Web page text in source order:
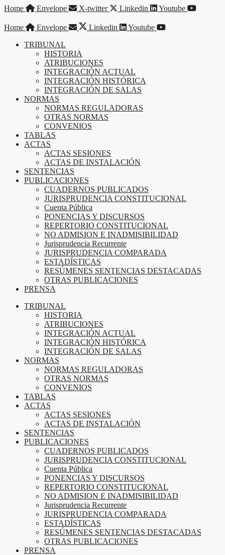
Saltar
contenido
Home Envelope X-twitter Linkedin Youtube
Home Envelope Linkedin
Youtube
TRIBUNAL
HISTORIA
ATRIBUCIONES
INTEGRACIÓN ACTUAL
INTEGRACIÓN HISTÓRICA
INTEGRACIÓN DE SALAS
NORMAS
NORMAS REGULADORAS
OTRAS NORMAS
CONVENIOS
TABLAS
ACTAS
ACTAS SESIONES
ACTAS DE INSTALACIÓN
SENTENCIAS
PUBLICACIONES
CUADERNOS PUBLICADOS
JURISPRUDENCIA CONSTITUCIONAL
Cuenta Pública
PONENCIAS Y DISCURSOS
REPERTORIO CONSTITUCIONAL
NO ADMISION E INADMISIBILIDAD
Jurisprudencia Recurrente
JURISPRUDENCIA COMPARADA
ESTADÍSTICAS
RESÚMENES SENTENCIAS DESTACADAS
OTRAS PUBLICACIONES
PRENSA
TRIBUNAL
HISTORIA
ATRIBUCIONES
INTEGRACIÓN ACTUAL
INTEGRACIÓN HISTÓRICA
INTEGRACIÓN DE SALAS
NORMAS
NORMAS REGULADORAS
OTRAS NORMAS
CONVENIOS
TABLAS
ACTAS
ACTAS SESIONES
ACTAS DE INSTALACIÓN
SENTENCIAS
PUBLICACIONES
CUADERNOS PUBLICADOS
JURISPRUDENCIA CONSTITUCIONAL
Cuenta Pública
PONENCIAS Y DISCURSOS
REPERTORIO CONSTITUCIONAL
NO ADMISION E INADMISIBILIDAD
Jurisprudencia Recurrente
JURISPRUDENCIA COMPARADA
ESTADÍSTICAS
RESÚMENES SENTENCIAS DESTACADAS
OTRAS PUBLICACIONES
PRENSA